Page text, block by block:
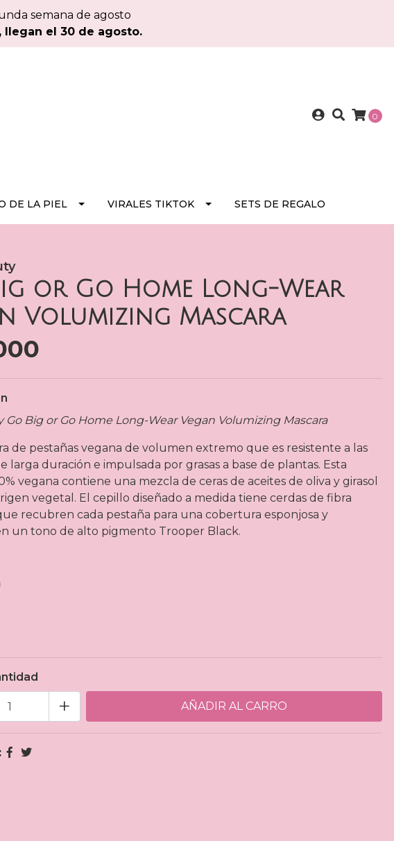
semana de agosto
llegan el 30 de agosto.
0
DE LA PIEL VIRALES TIKTOK SETS DE REGALO
or Go Home Long-Wear
Volumizing Mascara
Go Big or Go Home Long-Wear Vegan Volumizing Mascara
de pestañas vegana de volumen extremo que es resistente a las
larga duración e impulsada por grasas a base de plantas. Esta
vegana contiene una mezcla de ceras de aceites de oliva y girasol
vegetal. El cepillo diseñado a medida tiene cerdas de fibra
recubren cada pestaña para una cobertura esponjosa y
un tono de alto pigmento Trooper Black.
+